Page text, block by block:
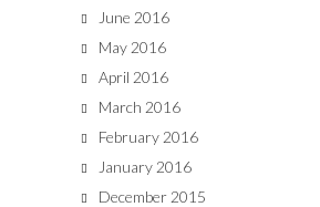
June 2016
May 2016
April 2016
March 2016
February 2016
January 2016
December 2015